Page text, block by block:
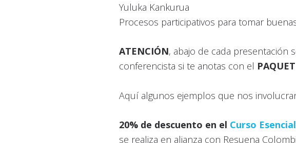
Yuluka Kankurua
Procesos participativos para tomar
ATENCIÓN, abajo de cada presentación
conferencista si te anotas con el
Aquí algunos ejemplos que nos
20% de descuento en el Curso
se realiza en alianza con Resuena